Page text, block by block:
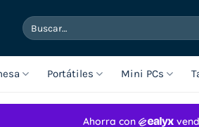
Buscar
por:
Portátiles Mini PCs